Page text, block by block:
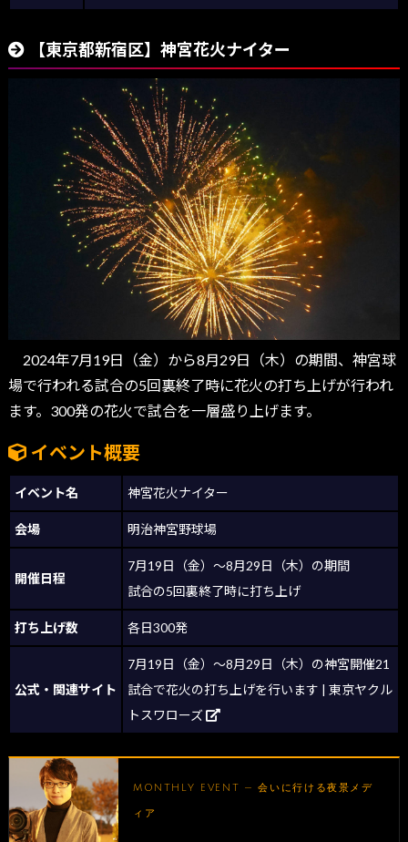
【東京都新宿区】神宮花火ナイター
2024年7月19日（金）から8月29日（木）の期間、神宮球
場で行われる試合の5回裏終了時に花火の打ち上げが行われ
ます。300発の花火で試合を一層盛り上げます。
イベント概要
イベント名 神宮花火ナイター
会場 明治神宮野球場
開催日程
7月19日（金）～8月29日（木）の期間
試合の5回裏終了時に打ち上げ
打ち上げ数 各日300発
公式・関連サイト
7月19日（金）～8月29日（木）の神宮開催21
試合で花火の打ち上げを行います | 東京ヤクル
トスワローズ
MONTHLY EVENT — 会いに行ける夜景メデ
ィア